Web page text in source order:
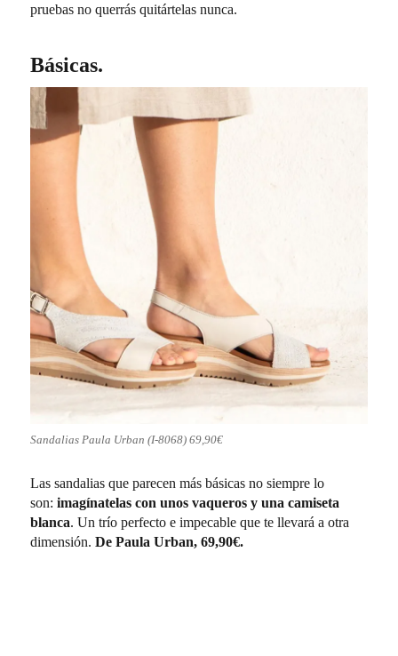
pruebas no querrás quitártelas nunca.
Básicas.
Sandalias Paula Urban (I-8068) 69,90€
Las sandalias que parecen más básicas no siempre lo
son:imagínatelas con unos vaqueros y una camiseta
blanca. Un trío perfecto e impecable que te llevará a otra
dimensión.De Paula Urban, 69,90€.